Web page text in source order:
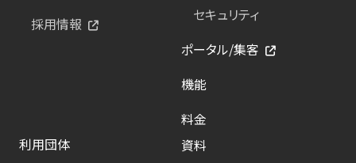
採用情報
セキュリティ
ポータル/集客
機能
料金
利用団体
資料